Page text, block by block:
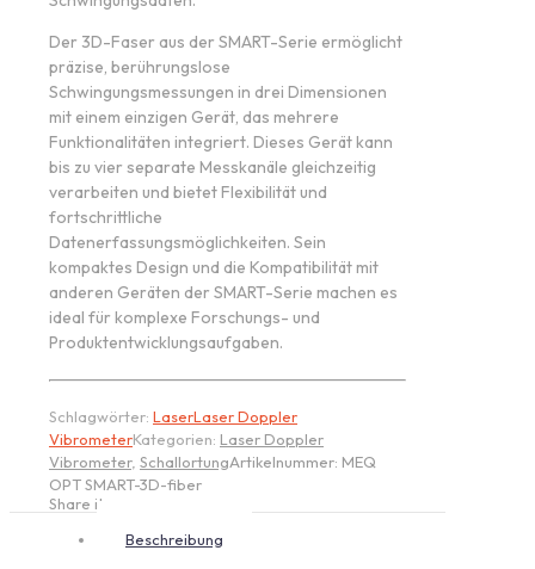
Der 3D-Faser aus der SMART-Serie ermöglicht
präzise, berührungslose
Schwingungsmessungen in drei Dimensionen
mit einem einzigen Gerät, das mehrere
Funktionalitäten integriert. Dieses Gerät kann
bis zu vier separate Messkanäle gleichzeitig
verarbeiten und bietet Flexibilität und
fortschrittliche
Datenerfassungsmöglichkeiten. Sein
kompaktes Design und die Kompatibilität mit
anderen Geräten der SMART-Serie machen es
ideal für komplexe Forschungs- und
Produktentwicklungsaufgaben.
Schlagwörter: LaserLaser Doppler
VibrometerKategorien: Laser Doppler
Vibrometer, SchallortungArtikelnummer: MEQ
OPT SMART-3D-fiber
Share item:
Beschreibung